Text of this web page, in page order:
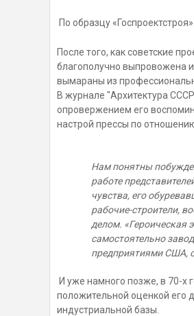
По образцу
После того, как советские
благополучно выпровожена
вымараны из
В журнале "Архитектура
опровержением его
настрой прессы по
Нам понятны
работе
чувства, его
рабочие-строители,
делом. «Героическая
самостоятельно
предприятиями США,
И уже намного позже, в 70-х
положительной оценкой его
индустриальной базы.